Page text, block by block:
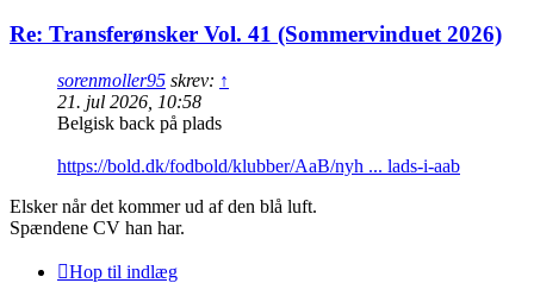
Re: Transferønsker Vol. 41 (Sommervinduet 2026)
sorenmoller95 skrev: ↑
21. jul 2026, 10:58
Belgisk back på plads
https://bold.dk/fodbold/klubber/AaB/nyh ... lads-i-aab
Elsker når det kommer ud af den blå luft.
Spændene CV han har.
Hop til indlæg